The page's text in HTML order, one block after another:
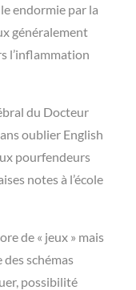
endormie par la
généralement
l’inflammation
du Docteur
oublier English
pourfendeurs
notes à l’école
de « jeux » mais
schémas
possibilité